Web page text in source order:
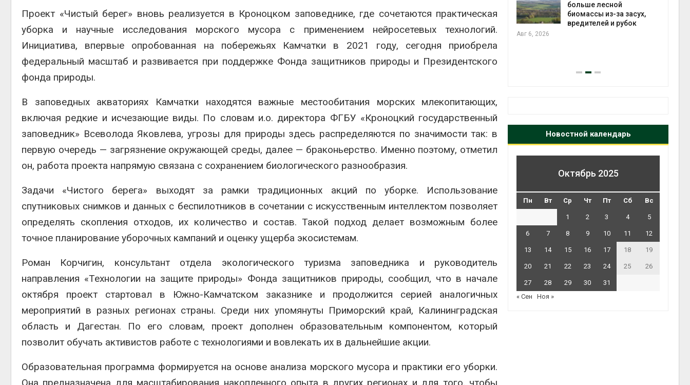
Проект «Чистый берег» вновь реализуется в Кроноцком заповеднике, где сочетаются практическая
уборка и научные исследования морского мусора с применением нейросетевых технологий.
Инициатива, впервые опробованная на побережьях Камчатки в 2021 году, сегодня приобрела
федеральный масштаб и развивается при поддержке Фонда защитников природы и Президентского
фонда природы.
В заповедных акваториях Камчатки находятся важные местообитания морских млекопитающих,
включая редкие и исчезающие виды. По словам и.о. директора ФГБУ «Кроноцкий государственный
заповедник» Всеволода Яковлева, угрозы для природы здесь распределяются по значимости так: в
первую очередь — загрязнение окружающей среды, далее — браконьерство. Именно поэтому, отметил
он, работа проекта напрямую связана с сохранением биологического разнообразия.
Задачи «Чистого берега» выходят за рамки традиционных акций по уборке. Использование
спутниковых снимков и данных с беспилотников в сочетании с искусственным интеллектом позволяет
определять скопления отходов, их количество и состав. Такой подход делает возможным более
точное планирование уборочных кампаний и оценку ущерба экосистемам.
Роман Корчигин, консультант отдела экологического туризма заповедника и руководитель
направления «Технологии на защите природы» Фонда защитников природы, сообщил, что в начале
октября проект стартовал в Южно-Камчатском заказнике и продолжится серией аналогичных
мероприятий в разных регионах страны. Среди них упомянуты Приморский край, Калининградская
область и Дагестан. По его словам, проект дополнен образовательным компонентом, который
позволит обучать активистов работе с технологиями и вовлекать их в дальнейшие акции.
Образовательная программа формируется на основе анализа морского мусора и практики его уборки.
расчистку Ницы после
паводка
Авг 6, 2026
Минприроды
строительство мусорных
объектов и уборку
контейнерных площадок
Авг 7, 2026
больше лесной
биомассы из-за засух,
вредителей и рубок
Авг 6, 2026
Новостной календарь
Октябрь 2025
Пн Вт Ср Чт Пт Сб Вс
1 2 3 4 5
6 7 8 9 10 11 12
13 14 15 16 17 18 19
20 21 22 23 24 25 26
27 28 29 30
31
« Сен
Ноя »